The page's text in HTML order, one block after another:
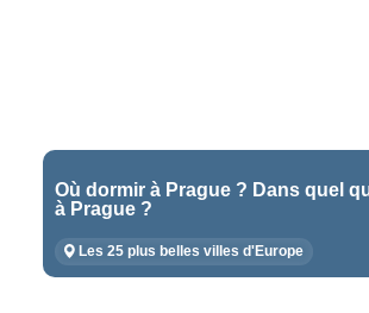
Où dormir à Prague ? Dans quel
à Prague ?
Les 25 plus belles villes d'Europe